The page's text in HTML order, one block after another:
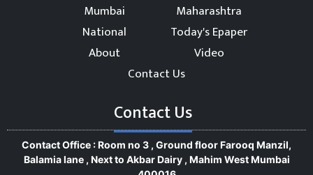
Mumbai
Maharashtra
National
Today's Epaper
About
Video
Contact Us
Contact Us
Contact Office : Room no 3 , Ground floor Farooq Manzil,
Balamia lane , Next to Akbar Dairy , Mahim West Mumbai